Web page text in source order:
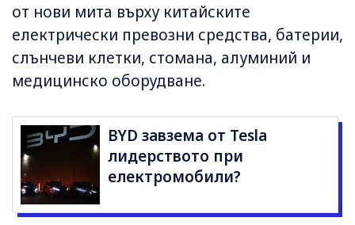
от нови мита върху китайските
електрически превозни средства, батерии,
слънчеви клетки, стомана, алуминий и
медицинско оборудване.
BYD завзема от Tesla
лидерството при
електромобили?